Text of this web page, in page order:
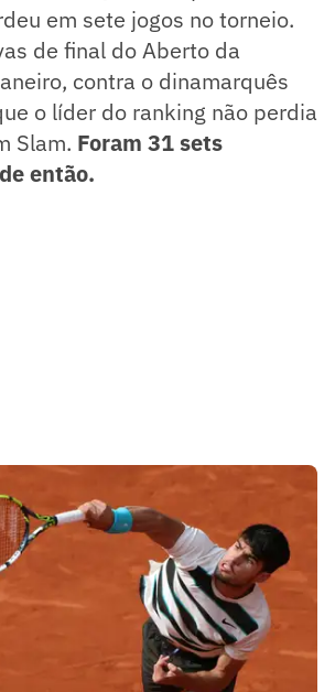
em sete jogos no torneio.
de final do Aberto da
contra o dinamarquês
o líder do ranking não perdia
Slam. Foram 31 sets
então.